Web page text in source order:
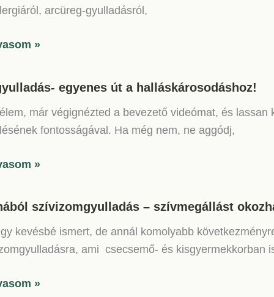
arcüreg-gyulladásról,
»
egyenes út a halláskárosodáshoz!
már végignézted a bevezető videómat, és
fontosságával. Ha még nem, ne aggódj,
»
szívizomgyulladás – szívmegállást
kevésbé ismert, de annál komolyabb
ami csecsemő- és kisgyermekkorban
»